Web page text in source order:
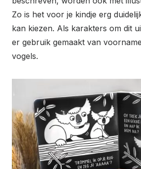
Zo is het voor je kindje erg
kan kiezen. Als karakters om dit
er gebruik gemaakt van
vogels.